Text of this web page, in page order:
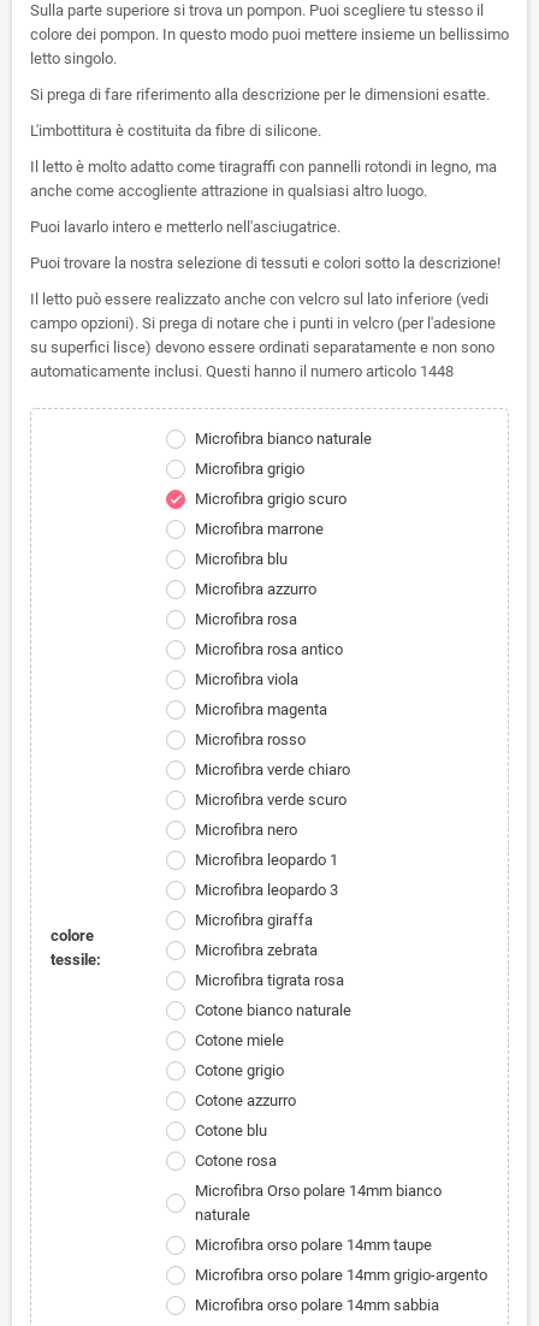
Sulla parte superiore si trova un pompon. Puoi scegliere tu stesso il
colore dei pompon. In questo modo puoi mettere insieme un bellissimo
letto singolo.
Si prega di fare riferimento alla descrizione per le dimensioni esatte.
L'imbottitura è costituita da fibre di silicone.
Il letto è molto adatto come tiragraffi con pannelli rotondi in legno, ma
anche come accogliente attrazione in qualsiasi altro luogo.
Puoi lavarlo intero e metterlo nell'asciugatrice.
Puoi trovare la nostra selezione di tessuti e colori sotto la descrizione!
Il letto può essere realizzato anche con velcro sul lato inferiore (vedi
campo opzioni). Si prega di notare che i punti in velcro (per l'adesione
su superfici lisce) devono essere ordinati separatamente e non sono
automaticamente inclusi. Questi hanno il numero articolo 1448
colore
tessile:
Microfibra bianco naturale
Microfibra grigio
check
Microfibra grigio scuro
Microfibra marrone
Microfibra blu
Microfibra azzurro
Microfibra rosa
Microfibra rosa antico
Microfibra viola
Microfibra magenta
Microfibra rosso
Microfibra verde chiaro
Microfibra verde scuro
Microfibra nero
Microfibra leopardo 1
Microfibra leopardo 3
Microfibra giraffa
Microfibra zebrata
Microfibra tigrata rosa
Cotone bianco naturale
Cotone miele
Cotone grigio
Cotone azzurro
Cotone blu
Cotone rosa
Microfibra Orso polare 14mm bianco
naturale
Microfibra orso polare 14mm taupe
Microfibra orso polare 14mm grigio-argento
Microfibra orso polare 14mm sabbia